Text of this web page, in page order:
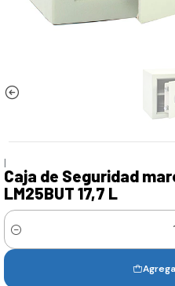
|
Caja de Seguridad
LM25BUT 17,7 L
Cantidad